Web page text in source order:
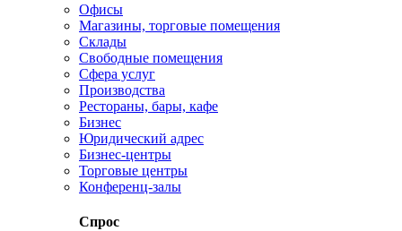
Офисы
Магазины, торговые помещения
Склады
Свободные помещения
Сфера услуг
Производства
Рестораны, бары, кафе
Бизнес
Юридический адрес
Бизнес-центры
Торговые центры
Конференц-залы
Спрос